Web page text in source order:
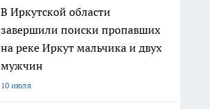
В Иркутской области
завершили поиски пропавших
на реке Иркут мальчика и двух
мужчин
10 июля